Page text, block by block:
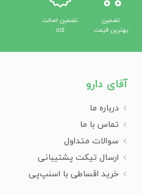
تضمین
بهترین قیمت
تضمین اصالت
کالا
آقای دارو
درباره ما
تماس با ما
سوالات متداول
ارسال تیکت پشتیبانی
خرید اقساطی با اسنپ‌پی